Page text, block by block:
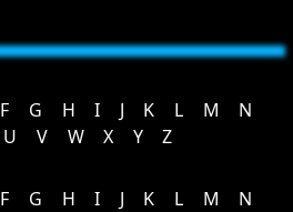
F G H I J K L M
N
U V W X Y
Z
F G H I J K L M
N